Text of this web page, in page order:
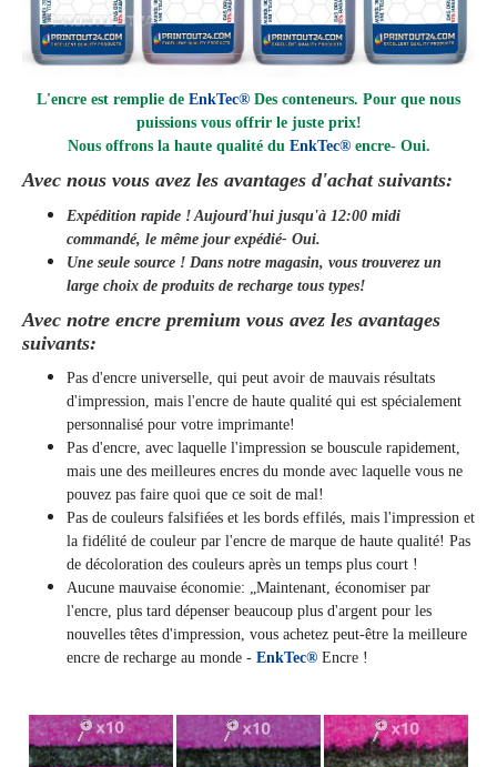
L'encre est remplie de EnkTec® Des conteneurs. Pour que nous
puissions vous offrir le juste prix!
Nous offrons la haute qualité du EnkTec®encre- Oui.
Avec nous vous avez les avantages d'achat suivants:
Expédition rapide ! Aujourd'hui jusqu'à 12:00 midi
commandé, le même jourexpédié- Oui.
Une seule source ! Dans notre magasin, vous trouverez un
large choix de produits de recharge tous types!
Avec notre encre premium vous avez les avantages
suivants:
Pas d'encre universelle, qui peut avoir de mauvais résultats
d'impression, mais l'encre de haute qualité qui est spécialement
personnalisé pour votre imprimante!
Pas d'encre, avec laquelle l'impression se bouscule rapidement,
mais une des meilleures encres du monde avec laquelle vous ne
pouvez pas faire quoi que ce soit de mal!
Pas de couleurs falsifiées et les bords effilés, mais l'impression et
la fidélité de couleur par l'encre de marque de haute qualité! Pas
de décoloration des couleurs après un temps plus court !
Aucune mauvaise économie: „Maintenant, économiser par
l'encre, plus tard dépenser beaucoup plus d'argent pour les
nouvelles têtes d'impression, vous achetez peut-être la meilleure
encre de recharge au monde - EnkTec® Encre !